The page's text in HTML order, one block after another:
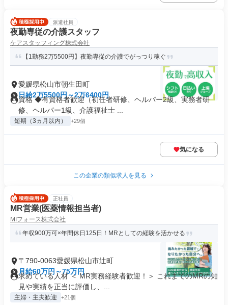
派遣社員
夜勤専従の介護スタッフ
ケアスタッフィング株式会社
【1勤務2万5500円】夜勤専従の介護でがっつり稼ぐ
愛媛県松山市朝生田町
日給2万5500円～2万6400円
資格 ◆有資格者歓迎（初任者研修、ヘルパー2級、実務者研
修、ヘルパー1級、介護福祉士 ...
短期（3ヵ月以内） +29個
気になる
この企業の類似求人を見る
正社員
MR営業(医薬情報担当者)
MIフォース株式会社
年収900万可×年間休日125日！MRとしての経験を活かせる
〒790-0063愛媛県松山市辻町
月給60万円～75万円
求めている人材 ＜ MR実務経験者歓迎！＞ これまでのMRの知
見や実績を正当に評価し、...
主婦・主夫歓迎 +21個